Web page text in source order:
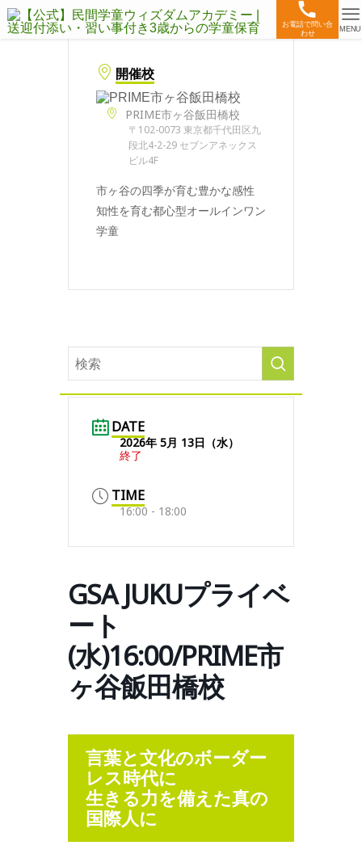
お電話で問い合
わせ
MENU
開催校
PRIME市ヶ谷飯田橋校
〒102-0073 東京都千代田区九
段北4-2-29 セブンアネックス
ビル4F
市ヶ谷の四季が育む豊かな感性
知性を育む都心型オールインワン
学童
DATE
2026年 5月 13日（水）
終了
TIME
16:00 - 18:00
GSA JUKUプライベ
ート
(水)16:00/PRIME市
ヶ谷飯田橋校
言葉と文化のボーダー
レス時代に
生きる力を備えた真の
国際人に